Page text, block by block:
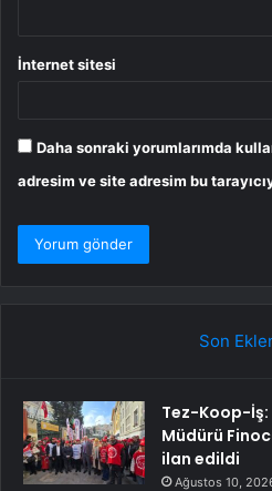
İnternet sitesi
Daha sonraki yorumlarımda
adresim ve site adresim bu
Son
Tez-Koop-İş:
Müdürü
ilan edildi
Ağustos 10,